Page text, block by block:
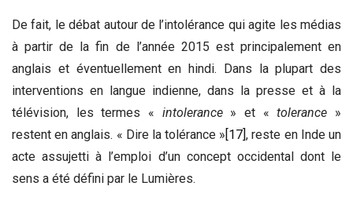
De fait, le débat autour de l’intolérance qui agite les médias
à partir de la fin de l’année 2015 est principalement en
anglais et éventuellement en hindi. Dans la plupart des
interventions en langue indienne, dans la presse et à la
télévision, les termes « intolerance » et «tolerance »
restent en anglais. « Dire la tolérance » [17], reste en Inde un
acte assujetti à l’emploi d’un concept occidental dont le
sens a été défini par le Lumières.